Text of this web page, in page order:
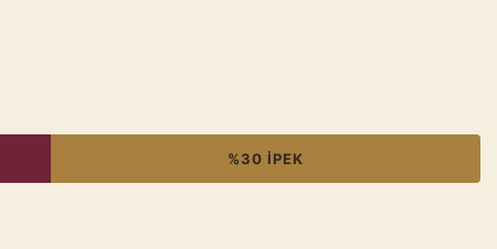
%30 İPEK